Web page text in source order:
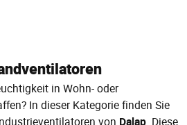
in Wohn- oder
In dieser Kategorie finden Sie
von Dalap. Diese